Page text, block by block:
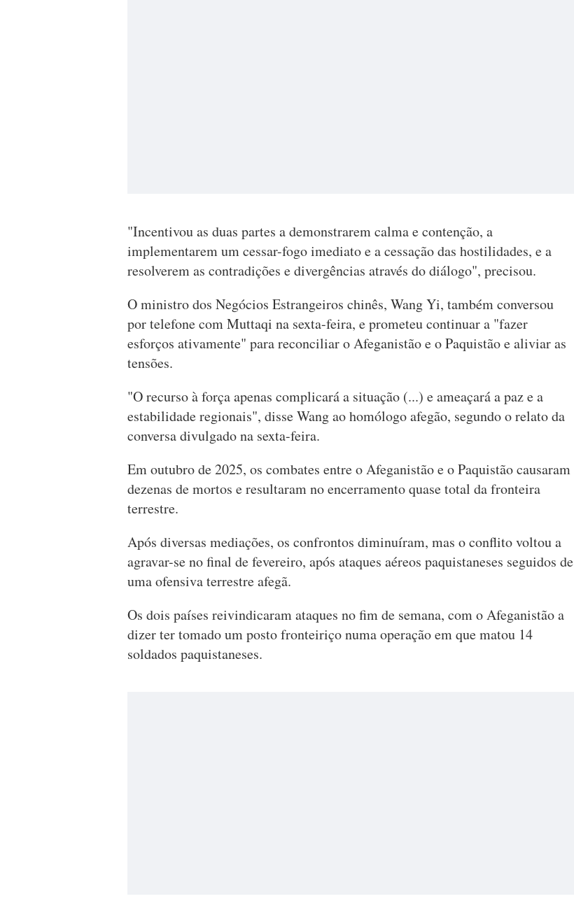
"Incentivou as duas partes a demonstrarem calma e contenção, a
implementarem um cessar-fogo imediato e a cessação das hostilidades, e a
resolverem as contradições e divergências através do diálogo", precisou.
O ministro dos Negócios Estrangeiros chinês, Wang Yi, também conversou
por telefone com Muttaqi na sexta-feira, e prometeu continuar a "fazer
esforços ativamente" para reconciliar o Afeganistão e o Paquistão e aliviar as
tensões.
"O recurso à força apenas complicará a situação (...) e ameaçará a paz e a
estabilidade regionais", disse Wang ao homólogo afegão, segundo o relato da
conversa divulgado na sexta-feira.
Em outubro de 2025, os combates entre o Afeganistão e o Paquistão causaram
dezenas de mortos e resultaram no encerramento quase total da fronteira
terrestre.
Após diversas mediações, os confrontos diminuíram, mas o conflito voltou a
agravar-se no final de fevereiro, após ataques aéreos paquistaneses seguidos de
uma ofensiva terrestre afegã.
Os dois países reivindicaram ataques no fim de semana, com o Afeganistão a
dizer ter tomado um posto fronteiriço numa operação em que matou 14
soldados paquistaneses.